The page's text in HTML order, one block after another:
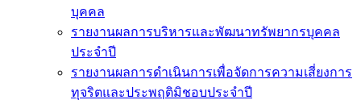
บุคคล
รายงานผลการบริหารและพัฒนาทรัพยากรบุคคล
ประจำปี
รายงานผลการดำเนินการเพื่อจัดการความเสี่ยงการ
ทุจริตและประพฤติมิชอบประจำปี